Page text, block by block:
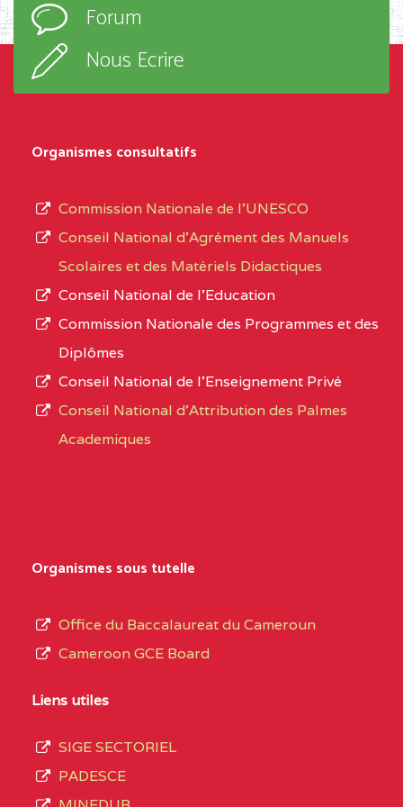
D'ENSEIGNEMENT
PROFESSIONNEL
(CEGEP) STE FOI BP
:4740 YAOUNDE
CENTRE
COLLEGE PANAFRICAIN
DE L'EXCELLENCE BP
CENTRE
COLLEGE PRIVE
CENTRE
COLLEGE PRIVE LAIC
SAINT MICHEL
CENTRE
d’enseignement,
type
L’offre
d’éducation
de
du
de
septembre
Forum
Nous Ecrire
Organismes consultatifs
Commission Nationale de l’UNESCO
Conseil National d’Agrément des Manuels
Scolaires et des Matériels Didactiques
Conseil National de l’Education
Commission Nationale des Programmes et des
Diplômes
Conseil National de l’Enseignement Privé
Conseil National d'Attribution des Palmes
Academiques
Organismes sous tutelle
Office du Baccalaureat du Cameroun
Cameroon GCE Board
Liens utiles
SIGE SECTORIEL
PADESCE